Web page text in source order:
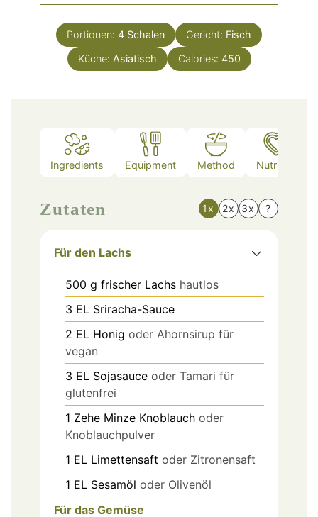
Portionen: 4 Schalen Gericht: Fisch
Küche: Asiatisch Calories: 450
Ingredients Equipment Method Nutrition
Zutaten 1x 2x 3x ?
Für den Lachs
500 g frischer Lachs hautlos
3 EL Sriracha-Sauce
2 EL Honig oder Ahornsirup für
vegan
3 EL Sojasauce oder Tamari für
glutenfrei
1 Zehe Minze Knoblauch oder
Knoblauchpulver
1 EL Limettensaft oder Zitronensaft
1 EL Sesamöl oder Olivenöl
Für das Gemüse